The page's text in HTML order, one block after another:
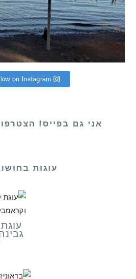
on Instagram
אני גם בפייס!
עוגות